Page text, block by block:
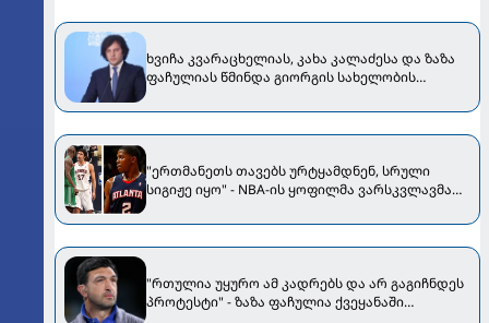
ხვიჩა კვარაცხელიას, კახა კალაძესა და ზაზა
ფაჩულიას წმინდა გიორგის სახელობის
"ერთმანეთს თავებს ურტყამდნენ, სრული
სიგიჟე იყო" - NBA-ის ყოფილმა ვარსკვლავმა
გაიხსენა [VIDEO]
"რთულია უყურო ამ კადრებს და არ გაგიჩნდეს
პროტესტი" - ზაზა ფაჩულია ქვეყანაში